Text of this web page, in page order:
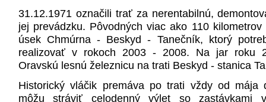
31.12.1971 označili trať za nerentabilnú,
jej prevádzku. Pôvodných viac ako 110
úsek Chmúrna - Beskyd - Tanečník, ktorý
realizovať v rokoch 2003 - 2008. Na jar roku
Oravskú lesnú železnicu na trati Beskyd - stanica
Historický vláčik premáva po trati vždy od mája
môžu stráviť celodenný výlet so zastávkami